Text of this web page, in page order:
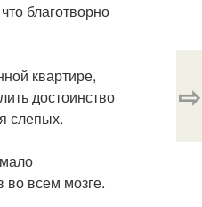
благотворно
квартире,
достоинство
слепых.
во всем мозге.
⇨